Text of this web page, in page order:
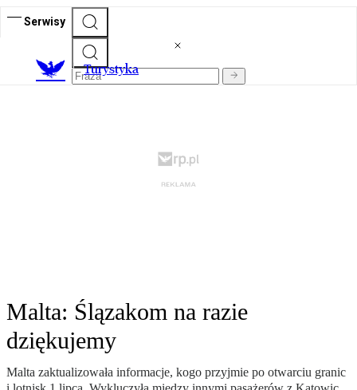
Serwisy
Turystyka
Malta: Ślązakom na razie
dziękujemy
Malta zaktualizowała informacje, kogo przyjmie po otwarciu granic